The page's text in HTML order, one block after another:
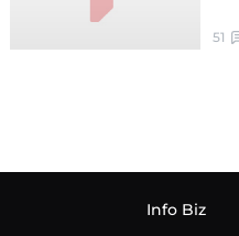
51
Info Biz